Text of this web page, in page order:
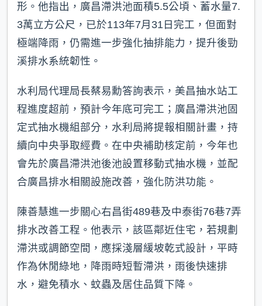
形。他指出，廣昌滯洪池面積5.5公頃、蓄水量7.
3萬立方公尺，已於113年7月31日完工，但面對
極端降雨，仍需進一步強化抽排能力，提升後勁
溪排水系統韌性。
水利局代理局長蔡易勳答詢表示，美昌抽水站工
程進度超前，預計今年底可完工；廣昌滯洪池固
定式抽水機組部分，水利局將提報相關計畫，持
續向中央爭取經費。在中央補助核定前，今年也
會先於廣昌滯洪池後池設置移動式抽水機，並配
合廣昌排水相關設施改善，強化防洪功能。
陳善慧進一步關心右昌街489巷及中泰街76巷7弄
排水改善工程。他表示，該區鄰近住宅，若規劃
滯洪或調節空間，應採淺層緩坡乾式設計，平時
作為休閒綠地，降雨時短暫滯洪，雨後快速排
水，避免積水、蚊蟲及居住品質下降。